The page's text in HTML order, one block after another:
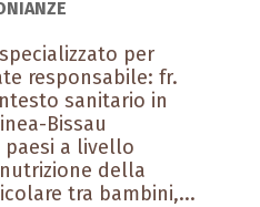
per
responsabile: fr.
sanitario in
Bissau
paesi a livello
della
tra bambini,...